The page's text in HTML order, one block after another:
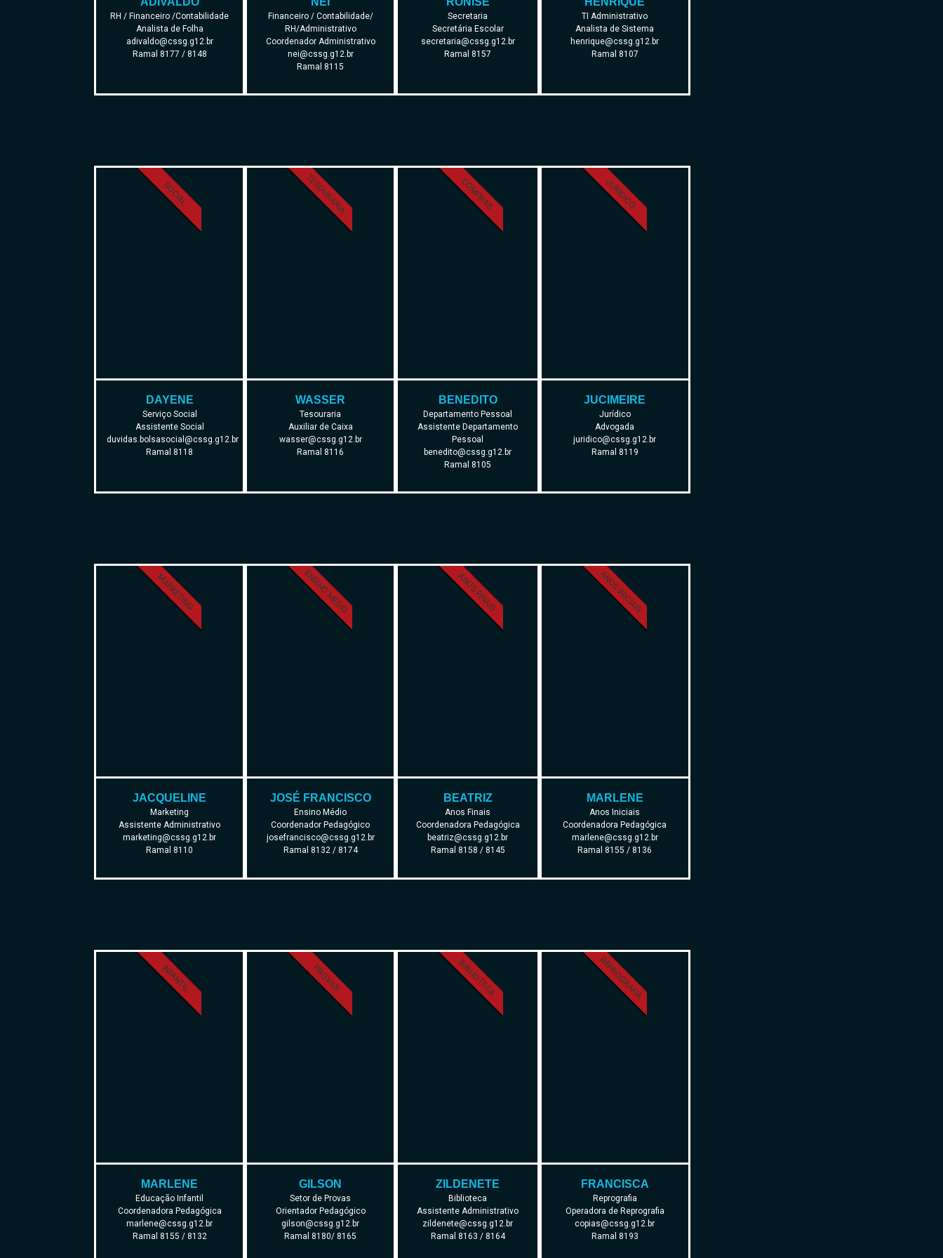
RH / Financeiro /Contabilidade
Analista de Folha
adivaldo@cssg.g12.br
Ramal 8177 / 8148
Financeiro / Contabilidade/
RH/Administrativo
Coordenador Administrativo
nei@cssg.g12.br
Ramal 8115
Secretaria
Secretária Escolar
secretaria@cssg.g12.br
Ramal 8157
TI Administrativo
Analista de Sistema
henrique@cssg.g12.br
Ramal 8107
SOCIAL
DAYENE
Serviço Social
Assistente Social
duvidas.bolsasocial@cssg.g12.br
Ramal 8118
TESOURARIA
WASSER
Tesouraria
Auxiliar de Caixa
wasser@cssg.g12.br
Ramal 8116
COMPRAS
BENEDITO
Departamento Pessoal
Assistente Departamento
Pessoal
benedito@cssg.g12.br
Ramal 8105
JURÍDICO
JUCIMEIRE
Jurídico
Advogada
juridico@cssg.g12.br
Ramal 8119
MARKETING
JACQUELINE
Marketing
Assistente Administrativo
marketing@cssg.g12.br
Ramal 8110
ENSINO MÉDIO
JOSÉ FRANCISCO
Ensino Médio
Coordenador Pedagógico
josefrancisco@cssg.g12.br
Ramal 8132 / 8174
ANOS FINAIS
BEATRIZ
Anos Finais
Coordenadora Pedagógica
beatriz@cssg.g12.br
Ramal 8158 / 8145
ANOS INICIAIS
MARLENE
Anos Iniciais
Coordenadora Pedagógica
marlene@cssg.g12.br
Ramal 8155 / 8136
INFANTIL
MARLENE
Educação Infantil
Coordenadora Pedagógica
marlene@cssg.g12.br
Ramal 8155 / 8132
PROVAS
GILSON
Setor de Provas
Orientador Pedagógico
gilson@cssg.g12.br
Ramal 8180/ 8165
BIBLIOTECA
ZILDENETE
Biblioteca
Assistente Administrativo
zildenete@cssg.g12.br
Ramal 8163 / 8164
REPROGRAFIA
FRANCISCA
Reprografia
Operadora de Reprografia
copias@cssg.g12.br
Ramal 8193